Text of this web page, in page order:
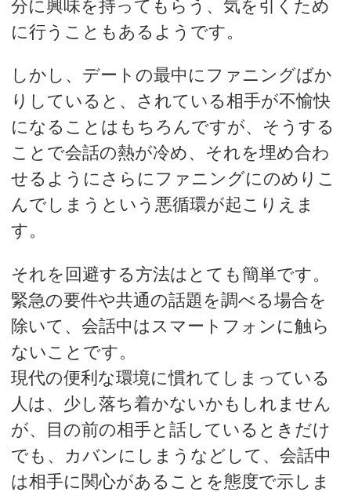
分に興味を持ってもらう、気を引くため
に行うこともあるようです。
しかし、デートの最中にファニングばか
りしていると、されている相手が不愉快
になることはもちろんですが、そうする
ことで会話の熱が冷め、それを埋め合わ
せるようにさらにファニングにのめりこ
んでしまうという悪循環が起こりえま
す。
それを回避する方法はとても簡単です。
緊急の要件や共通の話題を調べる場合を
除いて、会話中はスマートフォンに触ら
ないことです。
現代の便利な環境に慣れてしまっている
人は、少し落ち着かないかもしれません
が、目の前の相手と話しているときだけ
でも、カバンにしまうなどして、会話中
は相手に関心があることを態度で示しま